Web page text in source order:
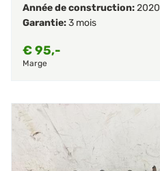
Année de construction:2020
Garantie:3 mois
€95,-
Marge